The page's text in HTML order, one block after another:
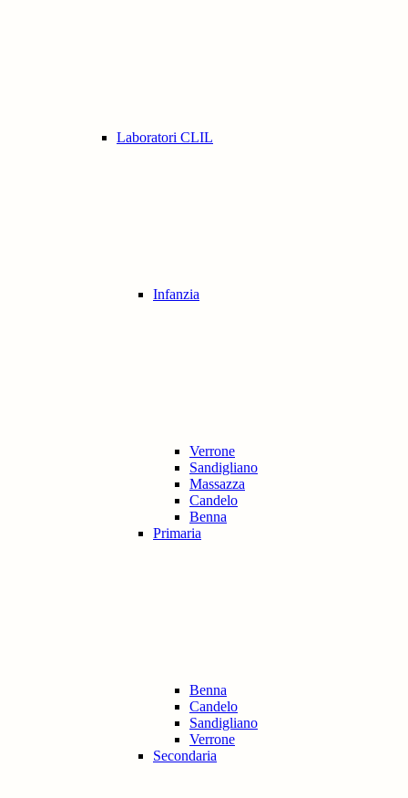
Laboratori CLIL
Infanzia
Verrone
Sandigliano
Massazza
Candelo
Benna
Primaria
Benna
Candelo
Sandigliano
Verrone
Secondaria